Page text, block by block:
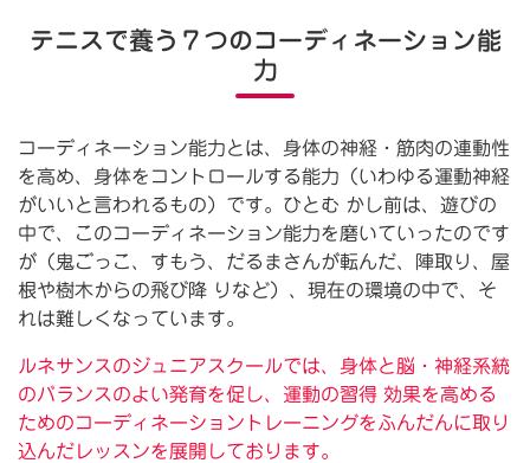
テニスで養う７つのコーディネーション能
力
コーディネーション能力とは、身体の神経・筋肉の連動性
を高め、身体をコントロールする能力（いわゆる運動神経
がいいと言われるもの）です。ひとむ かし前は、遊びの
中で、このコーディネーション能力を磨いていったのです
が（鬼ごっこ、すもう、だるまさんが転んだ、陣取り、屋
根や樹木からの飛び降 りなど）、現在の環境の中で、そ
れは難しくなっています。
ルネサンスのジュニアスクールでは、身体と脳・神経系統
のバランスのよい発育を促し、運動の習得 効果を高める
ためのコーディネーショントレーニングをふんだんに取り
込んだレッスンを展開しております。